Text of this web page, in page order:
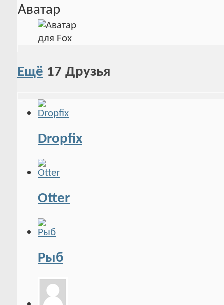
Аватар
Ещё 17 Друзья
Dropfix
Otter
Рыб